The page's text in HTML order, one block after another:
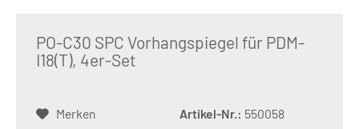
PO-C30 SPC Vorhangspiegel für PDM-
I18(T), 4er-Set
Merken Artikel-Nr.: 550058